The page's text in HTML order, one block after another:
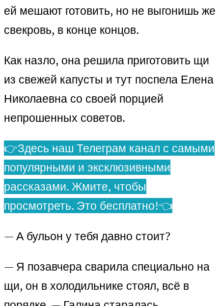
ей мешают готовить, но не выгонишь же
свекровь, в конце концов.
Как назло, она решила приготовить щи
из свежей капусты и тут поспела Елена
Николаевна со своей порцией
непрошенных советов.
👉Здесь наш Телеграм канал с самыми
популярными и эксклюзивными
рассказами. Жмите, чтобы
просмотреть. Это бесплатно!👈
— А бульон у тебя давно стоит?
— Я позавчера сварила специально на
щи, он в холодильнике стоял, всё в